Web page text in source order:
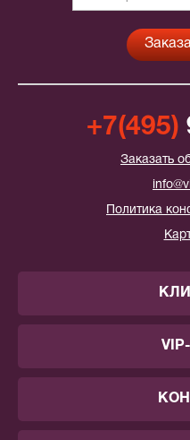
+7(495)
Заказать
Политика